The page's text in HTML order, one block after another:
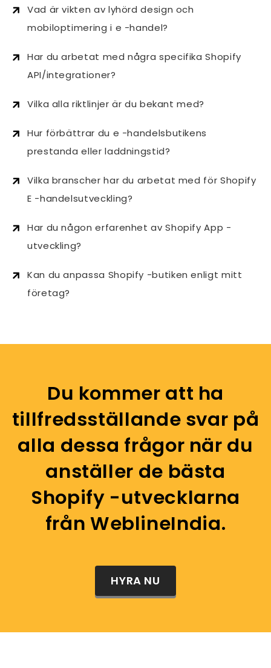
Vad är vikten av lyhörd design och
mobiloptimering i e -handel?
Har du arbetat med några specifika Shopify
API/integrationer?
Vilka alla riktlinjer är du bekant med?
Hur förbättrar du e -handelsbutikens
prestanda eller laddningstid?
Vilka branscher har du arbetat med för Shopify
E -handelsutveckling?
Har du någon erfarenhet av Shopify App -
utveckling?
Kan du anpassa Shopify -butiken enligt mitt
företag?
Du kommer att ha
tillfredsställande svar på
alla dessa frågor när du
anställer de bästa
Shopify -utvecklarna
från WeblineIndia.
HYRA NU